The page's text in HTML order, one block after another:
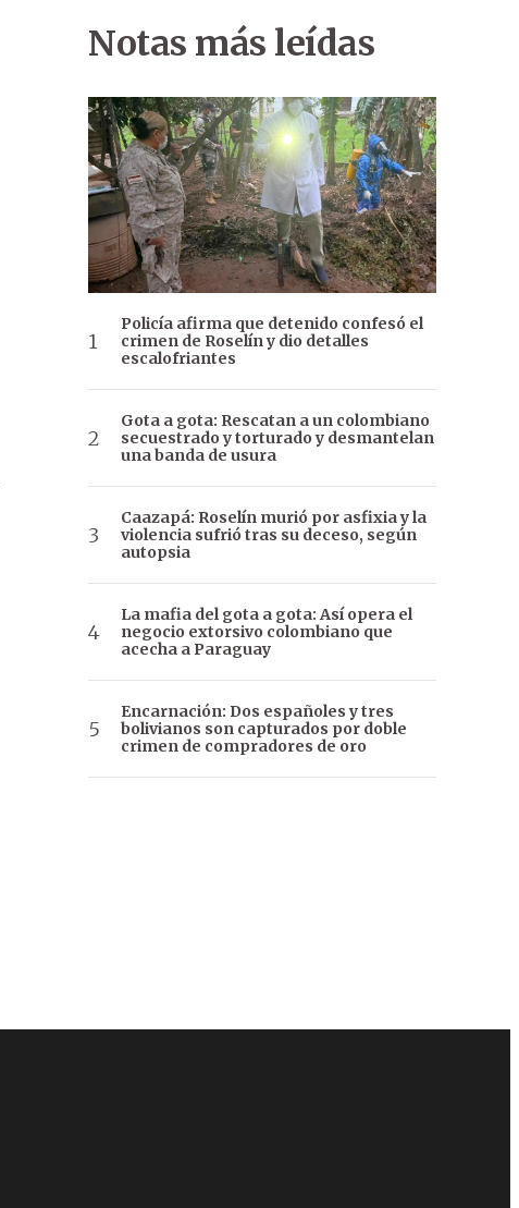
Notas más leídas
Policía afirma que detenido confesó el
crimen de Roselín y dio detalles
escalofriantes
Gota a gota: Rescatan a un colombiano
secuestrado y torturado y desmantelan
una banda de usura
Caazapá: Roselín murió por asfixia y la
violencia sufrió tras su deceso, según
autopsia
La mafia del gota a gota: Así opera el
negocio extorsivo colombiano que
acecha a Paraguay
Encarnación: Dos españoles y tres
bolivianos son capturados por doble
crimen de compradores de oro